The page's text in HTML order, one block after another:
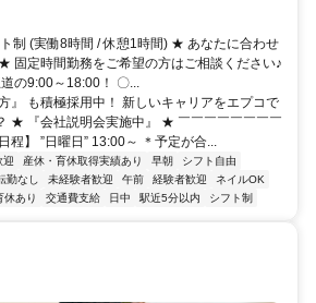
制 (実働8時間 / 休憩1時間) ★ あなたに合わせ
固定時間勤務をご希望の方はご相談ください♪
の9:00～18:00！ 〇...
』 も積極採用中！ 新しいキャリアをエプコで
★ 『会社説明会実施中』 ★ ￣￣￣￣￣￣￣￣
程】 ”日曜日” 13:00～ ＊予定が合...
迎 産休・育休取得実績あり 早朝
シフト自由
勤なし 未経験者歓迎 午前 経験者歓迎
ネイルOK
休あり 交通費支給 日中 駅近5分以内 シフト制